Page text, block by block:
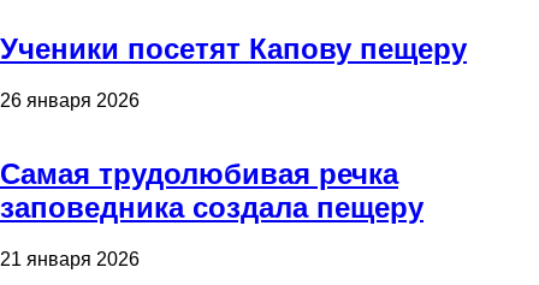
Ученики посетят Капову пещеру
26 января 2026
Самая трудолюбивая речка
заповедника создала пещеру
21 января 2026